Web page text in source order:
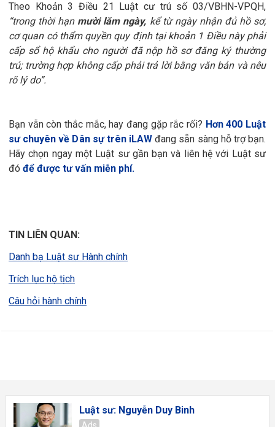
Theo Khoản 3 Điều 21 Luật cư trú số 03/VBHN-VPQH,
“trong thời hạn mười lăm ngày, kể từ ngày nhận đủ hồ sơ,
cơ quan có thẩm quyền quy định tại khoản 1 Điều này phải
cấp sổ hộ khẩu cho người đã nộp hồ sơ đăng ký thường
trú; trường hợp không cấp phải trả lời bằng văn bản và nêu
rõ lý do”.
Bạn vẫn còn thắc mắc, hay đang gặp rắc rối? Hơn 400 Luật
sư chuyên về Dân sự trên iLAWđang sẵn sàng hỗ trợ bạn.
Hãy chọn ngay một Luật sư gần bạn và liên hệ với Luật sư
đó để được tư vấn miễn phí.
TIN LIÊN QUAN:
Danh bạ Luật sư Hành chính
Trích lục hộ tịch
Câu hỏi hành chính
Luật sư: Nguyễn Duy Binh